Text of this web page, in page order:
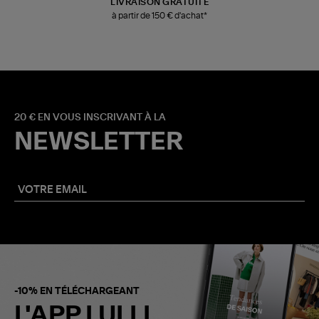
LIVRAISON GRATUITE
à partir de 150 € d'achat*
20 € EN VOUS INSCRIVANT À LA
NEWSLETTER
-10% EN TÉLÉCHARGEANT